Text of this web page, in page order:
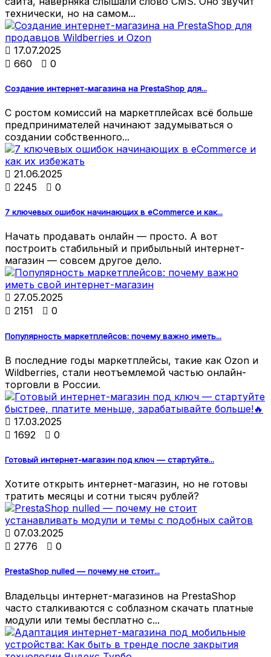
технически, но на самом...
 17.07.2025
 660  0
Создание интернет-магазина на PrestaShop для...
С ростом комиссий на маркетплейсах всё больше
предпринимателей начинают задумываться о
создании собственного...
 21.06.2025
 2245  0
7 ключевых ошибок начинающих в eCommerce и как...
Начать продавать онлайн — просто. А вот
построить стабильный и прибыльный интернет-
магазин — совсем другое дело.
 27.05.2025
 2151  0
Популярность маркетплейсов: почему важно иметь...
В последние годы маркетплейсы, такие как Ozon и
Wildberries, стали неотъемлемой частью онлайн-
торговли в России.
 17.03.2025
 1692  0
Готовый интернет-магазин под ключ — стартуйте...
Хотите открыть интернет-магазин, но не готовы
тратить месяцы и сотни тысяч рублей?
 07.03.2025
 2776  0
PrestaShop nulled — почему не стоит...
Владельцы интернет-магазинов на PrestaShop
часто сталкиваются с соблазном скачать платные
модули или темы бесплатно с...